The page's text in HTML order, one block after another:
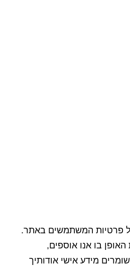
פרטיות המשתמשים באתר.
בו אנו אוספים,
מידע אישי אודותיך